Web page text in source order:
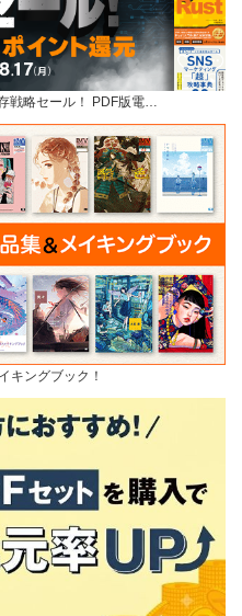
戦略セール！ PDF版電…
キングブック！